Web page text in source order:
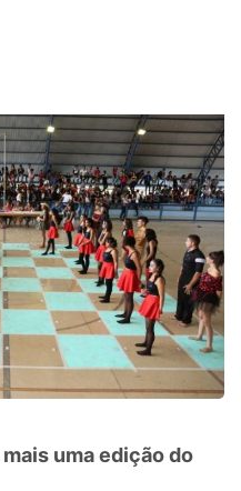
uma edição do